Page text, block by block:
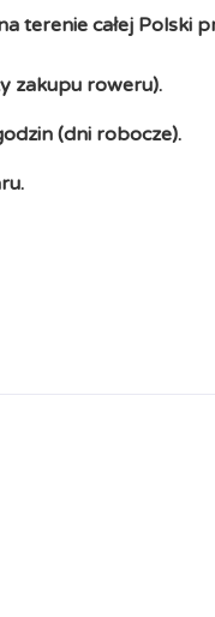
terenie całej Polski
zakupu roweru).
(dni robocze).